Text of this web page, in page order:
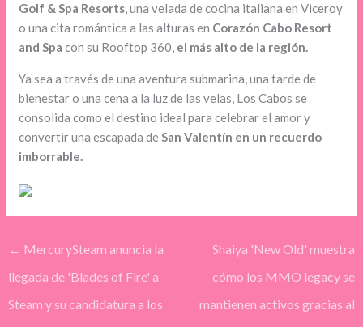
Golf & Spa Resorts, una velada de cocina italiana en Viceroy
o una cita romántica a las alturas en Corazón Cabo Resort
and Spa con su Rooftop 360, el más alto de la región.
Ya sea a través de una aventura submarina, una tarde de
bienestar o una cena a la luz de las velas, Los Cabos se
consolida como el destino ideal para celebrar el amor y
convertir una escapada deSan Valentín en un recuerdo
imborrable.
← MercurySteam anuncia la
llegada de 'Blades of Fire' a
Steam y su candidatura a los
Shaiya 'New Old' muestra
cómo los MMO legacy se
mantienen activos gracias al